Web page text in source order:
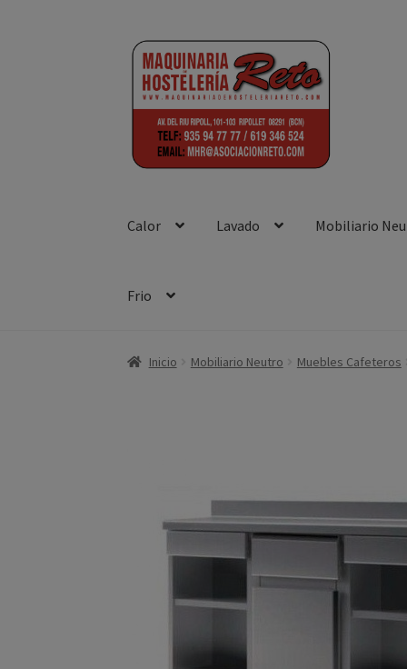
Ir
navegación
Ir
contenido
Calor Lavado Mobiliario
Frio
Inicio Aviso Legal Blog Front Page Política de
Inicio Mobiliario Neutro Muebles Cafeteros